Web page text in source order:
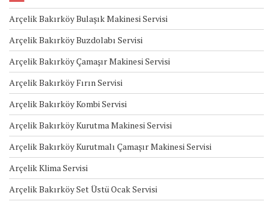
Arçelik Bakırköy Bulaşık Makinesi Servisi
Arçelik Bakırköy Buzdolabı Servisi
Arçelik Bakırköy Çamaşır Makinesi Servisi
Arçelik Bakırköy Fırın Servisi
Arçelik Bakırköy Kombi Servisi
Arçelik Bakırköy Kurutma Makinesi Servisi
Arçelik Bakırköy Kurutmalı Çamaşır Makinesi Servisi
Arçelik Klima Servisi
Arçelik Bakırköy Set Üstü Ocak Servisi